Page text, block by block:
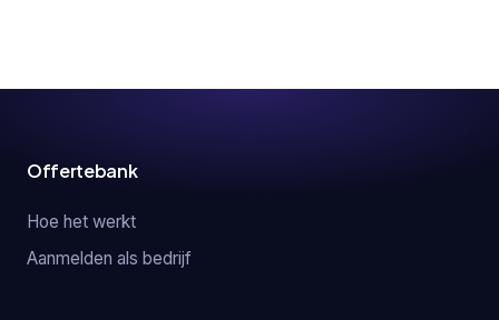
Offertebank
Hoe het werkt
Aanmelden als bedrijf